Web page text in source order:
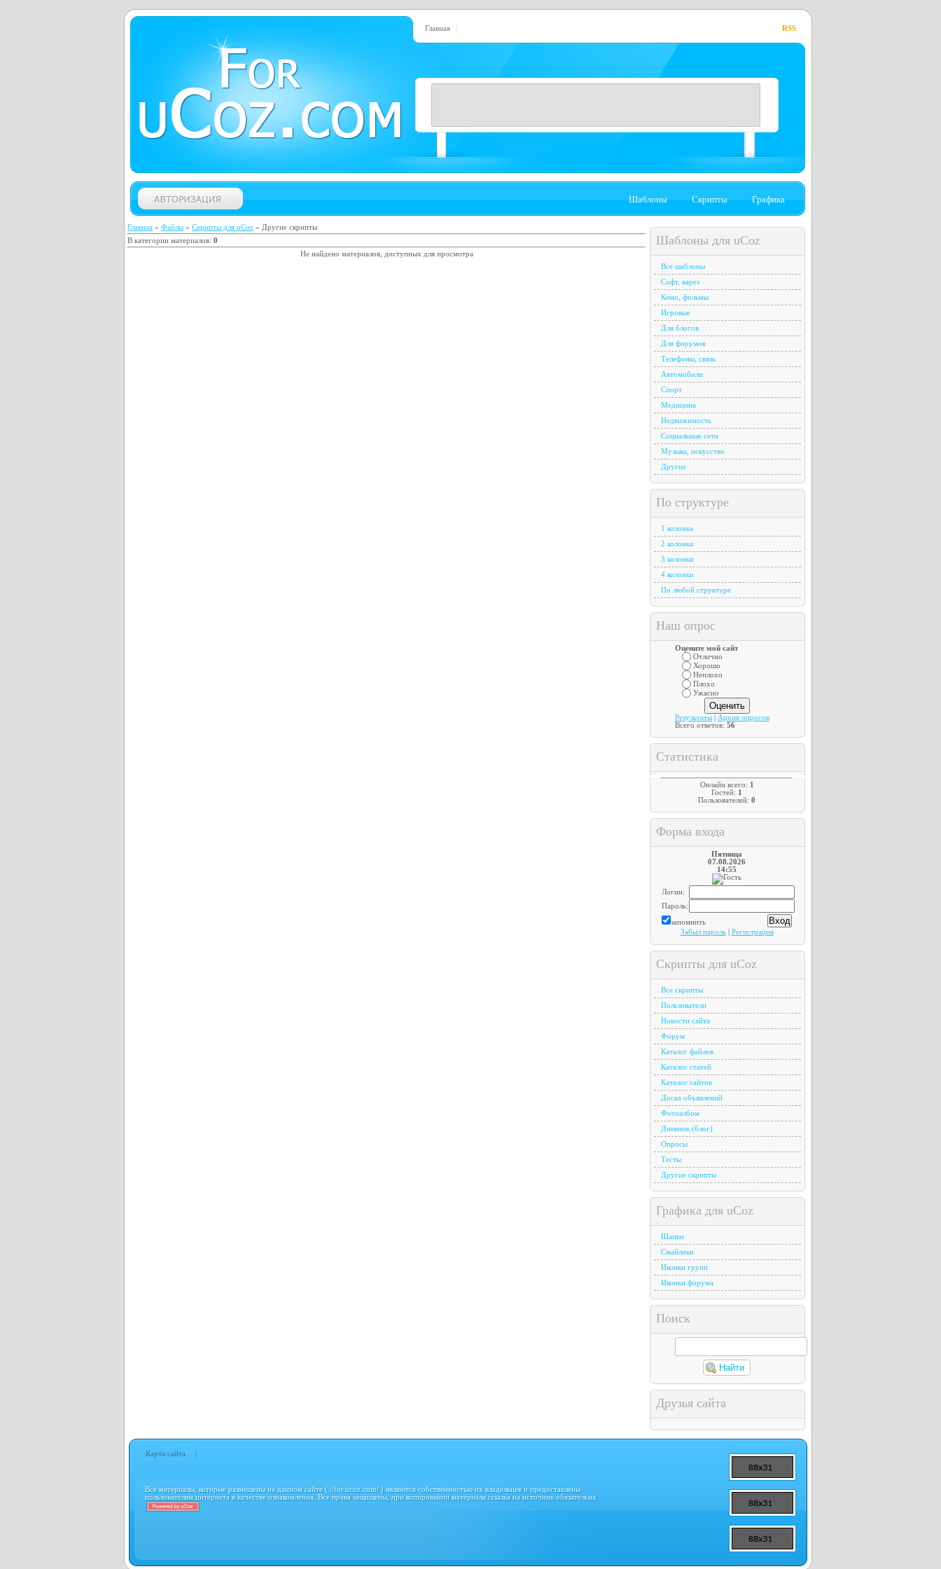
RSS
Главная
Шаблоны Скрипты Графика
Шаблоны для uCoz
Все шаблоны
Софт, варез
Кино, фильмы
Игровые
Для блогов
Для форумов
Телефоны, связь
Автомобили
Спорт
Медицина
Недвижимость
Социальные сети
Музыка, искусство
Другие
По структуре
1 колонка
2 колонки
3 колонки
4 колонки
По любой структуре
Наш опрос
Оцените мой сайт
Отлично
Хорошо
Неплохо
Плохо
Ужасно
Результаты
Архив опросов
Всего ответов: 56
Статистика
Онлайн всего: 1
Гостей: 1
Пользователей: 0
Форма входа
Пятница
07.08.2026
14:55
Логин:
Пароль:
запомнить
Забыл пароль| Регистрация
Скрипты для uCoz
Все скрипты
Пользователи
Новости сайта
Форум
Каталог файлов
Каталог статей
Каталог сайтов
Доска объявлений
Фотоалбом
Дневник (блог)
Опросы
Тесты
Другие скрипты
Графика для uCoz
Шапки
Смайлики
Иконки групп
Иконки форума
Поиск
Друзья сайта
Главная » Файлы » Скрипты для uCoz » Другие скрипты
В категории материалов: 0
Не найдено материалов, доступных для просмотра
Карта сайта
Все материалы, которые размещены на данном сайте ( //for.ucoz.com/ ) являются собственностью их владельцев и предоставлены
пользователям интернета в качестве ознакомления. Все права защищены, при копировании материала ссылка на источник обязательна.